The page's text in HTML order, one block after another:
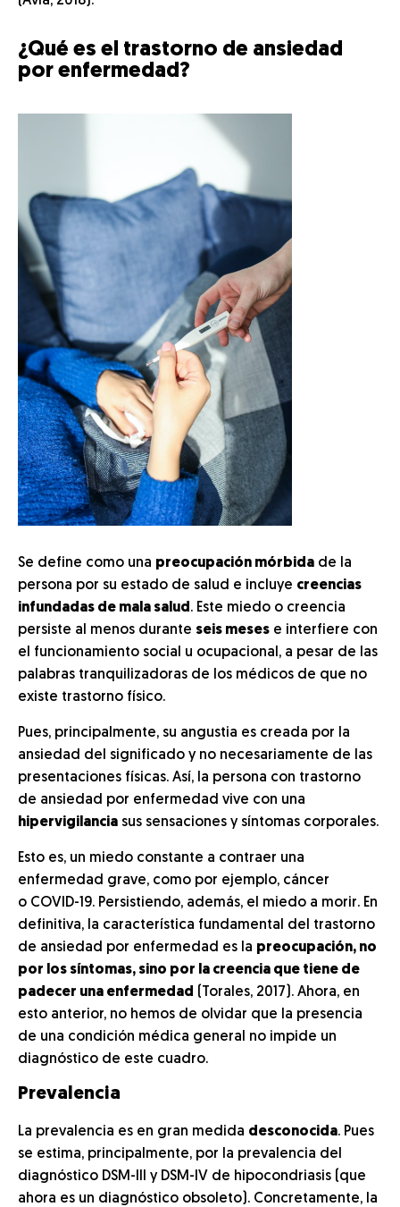
¿Qué es el trastorno de ansiedad
por enfermedad?
Se define como una preocupación mórbida de la
persona por su estado de salud e incluye creencias
infundadas de mala salud . Este miedo o creencia
persiste al menos durante seis meses e interfiere con
el funcionamiento social u ocupacional, a pesar de las
palabras tranquilizadoras de los médicos de que no
existe trastorno físico.
Pues, principalmente, su angustia es creada por la
ansiedad del significado y no necesariamente de las
presentaciones físicas. Así, la persona con trastorno
de ansiedad por enfermedad vive con una
hipervigilancia sus sensaciones y síntomas corporales.
Esto es, un miedo constante a contraer una
enfermedad grave, como por ejemplo, cáncer
o COVID-19. Persistiendo, además, el miedo a morir. En
definitiva, la característica fundamental del trastorno
de ansiedad por enfermedad es la preocupación, no
por los síntomas, sino por la creencia que tiene de
padecer una enfermedad (Torales, 2017). Ahora, en
esto anterior, no hemos de olvidar que la presencia
de una condición médica general no impide un
diagnóstico de este cuadro.
Prevalencia
La prevalencia es en gran medida desconocida. Pues
se estima, principalmente, por la prevalencia del
diagnóstico DSM-III y DSM-IV de hipocondriasis (que
ahora es un diagnóstico obsoleto). Concretamente, la